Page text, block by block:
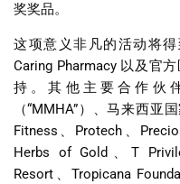
奖奖品。
这项意义非凡的活动将
Caring Pharmacy 以及官
持。其他主要合作伙
（“MMHA”）、马来西亚
Fitness
Protech
Herbs of Gold
T
Resort
Tropicana